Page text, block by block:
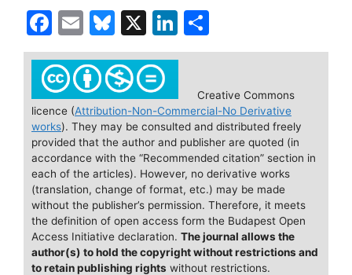
F
a
c
e
b
o
o
k
E
m
ai
l
Bl
u
e
s
k
y
X
Li
n
e
dI
n
h
e
Creative Commons
licence (Attribution-Non-Commercial-No Derivative
works). They may be consulted and distributed freely
provided that the author and publisher are quoted (in
accordance with the “Recommended citation” section in
each of the articles). However, no derivative works
(translation, change of format, etc.) may be made
without the publisher’s permission. Therefore, it meets
the definition of open access form the Budapest Open
Access Initiative declaration. The journal allows the
author(s) to hold the copyright without restrictions and
to retain publishing rights without restrictions.